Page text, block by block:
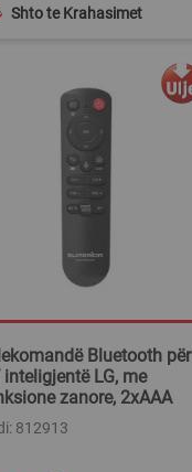
Shto te Krahasimet
Bluetooth për
inteligjentë LG, me
zanore, 2xAAA
812913